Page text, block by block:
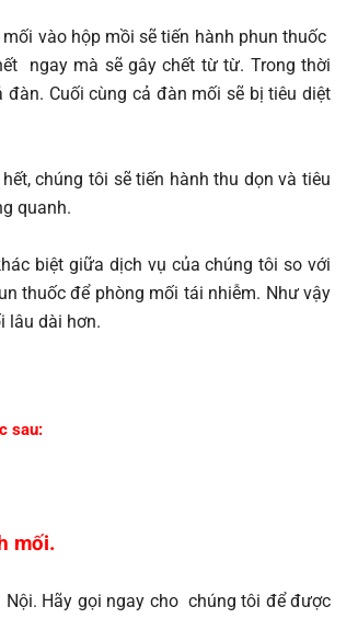
vào hộp mồi sẽ tiến hành phun thuốc
ngay mà sẽ gây chết từ từ. Trong thời
Cuối cùng cả đàn mối sẽ bị tiêu diệt
chúng tôi sẽ tiến hành thu dọn và tiêu
quanh.
biệt giữa dịch vụ của chúng tôi so với
thuốc để phòng mối tái nhiễm. Như vậy
lâu dài hơn.
sau:
mối.
Nội. Hãy gọi ngay cho chúng tôi để được